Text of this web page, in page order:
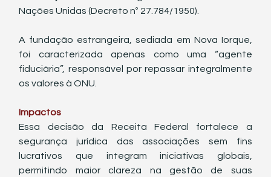
Nações Unidas (Decreto nº 27.784/1950).
A fundação estrangeira, sediada em Nova Iorque,
foi caracterizada apenas como uma “agente
fiduciária”, responsável por repassar integralmente
os valores à ONU.
Impactos
Essa decisão da Receita Federal fortalece a
segurança jurídica das associações sem fins
lucrativos que integram iniciativas globais,
permitindo maior clareza na gestão de suas